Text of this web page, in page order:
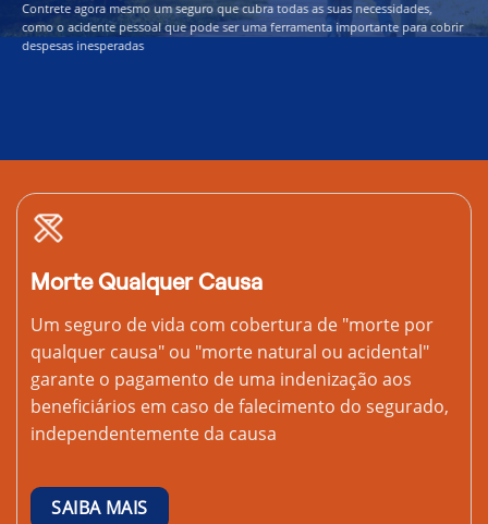
Contrete agora mesmo um seguro que cubra todas as suas necessidades,
como o acidente pessoal que pode ser uma ferramenta importante para cobrir
despesas inesperadas
Morte Qualquer Causa
Um seguro de vida com cobertura de "morte por
qualquer causa" ou "morte natural ou acidental"
garante o pagamento de uma indenização aos
beneficiários em caso de falecimento do segurado,
independentemente da causa
SAIBA MAIS